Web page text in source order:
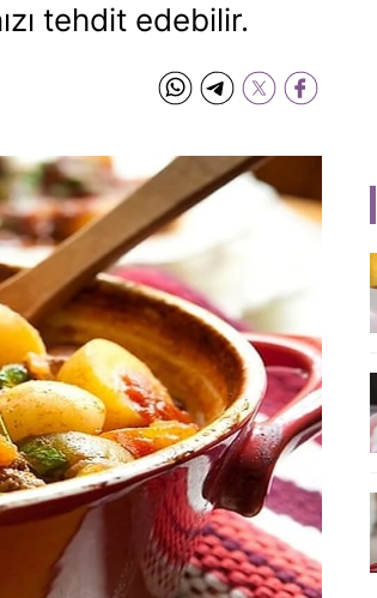
tehdit edebilir.